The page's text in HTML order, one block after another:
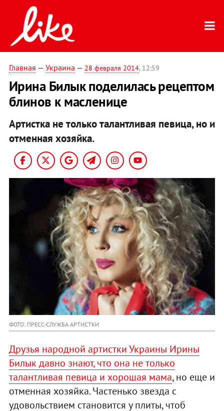
Главная — Украина — 28 февраля 2014, 12:59
Ирина Билык поделилась рецептом
блинов к масленице
Артистка не только талантливая певица, но и
отменная хозяйка.
ФОТО: ПРЕСС-СЛУЖБА АРТИСТКИ
Друзья народной артистки Украины Ирины
Билык давно знают, что она не только
талантливая певица и хорошая мама, но еще и
отменная хозяйка. Частенько звезда с
удовольствием становится у плиты, чтоб